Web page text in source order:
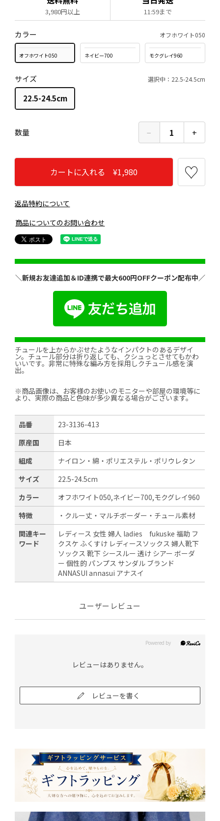
3,980円以上 11:59まで
カラー オフホワイト050
オフホワイト050 ネイビー700 モクグレイ960
サイズ 選択中：22.5-24.5cm
22.5-24.5cm
数量 − 1 +
カートに入れる ¥1,980
返品特約について
商品についてのお問い合わせ
＼新規お友達追加＆ID連携で最大600円OFFクーポン配布中／
チュールを上からかぶせたようなインパクトのあるデザイ
ン。チュール部分は折り返しても、クシュっとさせてもかわ
いいです。非常に特殊な編み方を採用しクチュール感を演
出。
※商品画像は、お客様のお使いのモニターや部屋の環境等に
より、実際の商品と色味が多少異なる場合がございます。
品番
23-3136-413
原産国
日本
組成
ナイロン・綿・ポリエステル・ポリウレタン
サイズ
22.5-24.5cm
カラー
オフホワイト050,ネイビー700,モクグレイ960
特徴
・クルー丈・マルチボーダー・チュール素材
関連キー
ワード
レディース 女性 婦人 ladies fukuske 福助 フ
クスケ ふくすけ レディースソックス 婦人靴下
ソックス 靴下 シースルー 透け シアー ボーダ
ー 個性的 パンプス サンダル ブランド
ANNASUI annasui アナスイ
ユーザーレビュー
レビューはありません。
レビューを書く